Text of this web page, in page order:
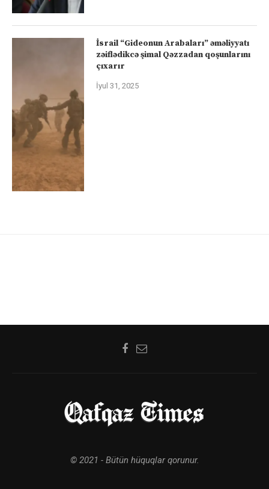
İsrail “Gideonun Arabaları” əməliyyatı
zəiflədikcə şimal Qəzzadan qoşunlarını
çıxarır
İyul 31, 2025
© 2021 - Bütün hüquqlar qorunur.